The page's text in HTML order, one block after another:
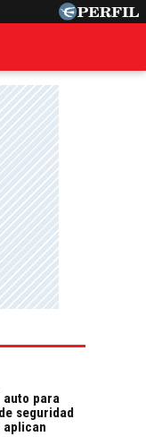
auto para
seguridad
aplican